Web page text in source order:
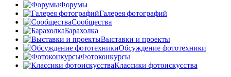
Форумы
Галерея фотографий
Сообщества
Барахолка
Выставки и проекты
Обсуждение фототехники
Фотоконкурсы
Классики фотоискусства